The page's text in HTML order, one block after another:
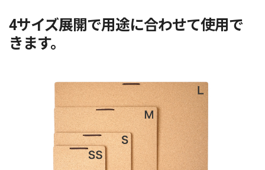
4サイズ展開で用途に合わせて使用で
きます。